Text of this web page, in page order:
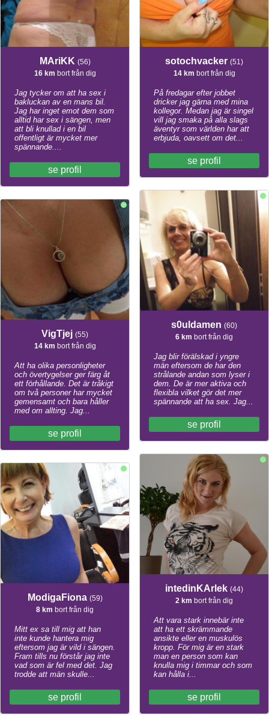
MAriKK (56)
16 km bort från dig
Jag tycker om att ha sex i
bakluckan av en mans bil.
Jag har inget emot dem som
alltid har sex i sängen, men
att bli knullad i en bil
offentligt är mycket mer
spännande....
se profil
VigTjej (55)
14 km bort från dig
Att ha olika personligheter
och övertygelser ger färg åt
ett förhållande. Det är tråkigt
om två personer har mycket
gemensamt och bara håller
med om allting. Jag...
se profil
ModigaFiona (59)
8 km bort från dig
Mitt ex sa till mig att han
inte kunde hantera mig
eftersom jag är vild i sängen.
Fram tills nu förstår jag inte
vad som är fel med det. Jag
trodde att män skulle...
se profil
sotochvacker (51)
14 km bort från dig
På fredagar efter jobbet
dricker jag gärna med mina
kollegor. Medan jag är singel
vill jag smaka på alla slags
äventyr som världen har att
erbjuda, oavsett om det...
se profil
s0uldamen (60)
6 km bort från dig
Jag blir förälskad i yngre
män eftersom de har den
strålande andan som lyser i
dem. De är mer aktiva och
flexibla vilket gör det mer
spännande att ha sex. Jag...
se profil
intedinKArlek (44)
2 km bort från dig
Att vara stark innebär inte
att ha ett skrämmande
ansikte eller en muskulös
kropp. För mig är en stark
man en person som kan
knulla mig i timmar och som
kan hålla i...
se profil